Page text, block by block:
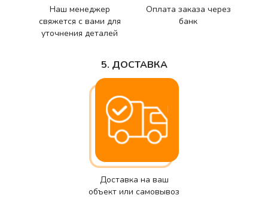
Наш менеджер
свяжется с вами для
уточнения деталей
Оплата заказа через
банк
5. ДОСТАВКА
Доставка на ваш
объект или самовывоз